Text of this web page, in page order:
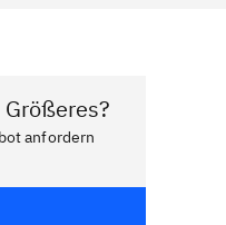
anfordern